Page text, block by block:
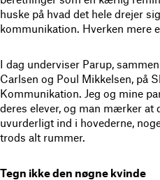
huske på hvad det hele drejer
kommunikation. Hverken mere
I dag underviser Parup,
Carlsen og Poul Mikkelsen, på
Kommunikation. Jeg og mine
deres elever, og man mærker at
uvurderligt ind i hovederne,
trods alt rummer.
Tegn ikke den nøgne kvinde